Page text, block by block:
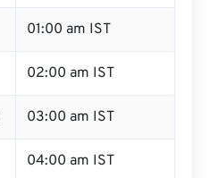
01:00 am IST
02:00 am IST
03:00 am IST
04:00 am IST